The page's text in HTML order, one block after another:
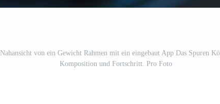
Nahansicht von ein Gewicht Rahmen mit ein eingebaut App Das Spuren
Komposition und Fortschritt. Pro Foto